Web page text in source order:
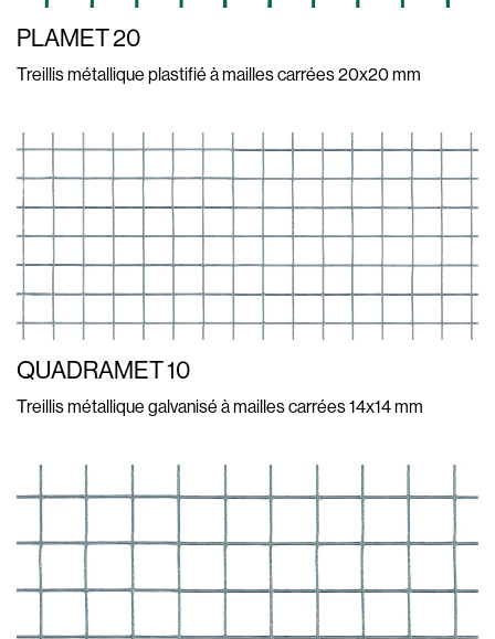
PLAMET 20
Treillis métallique plastifié à mailles carrées 20x20 mm
QUADRAMET 10
Treillis métallique galvanisé à mailles carrées 14x14 mm